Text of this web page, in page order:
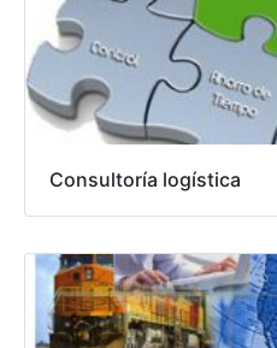
Consultoría logística